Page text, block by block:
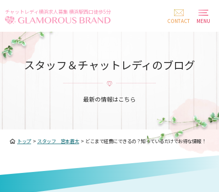
チャットレディ横浜求人募集 横浜駅西口徒歩5分
CONTACT
MENU
スタッフ＆チャットレディのブログ
最新の情報はこちら
トップ> スタッフ 宮本蒼太> どこまで経費にできるの？知っているだけでお得な情報！